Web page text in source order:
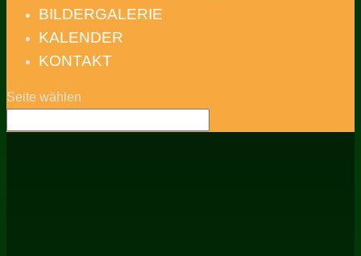
BILDERGALERIE
KALENDER
KONTAKT
Seite wählen